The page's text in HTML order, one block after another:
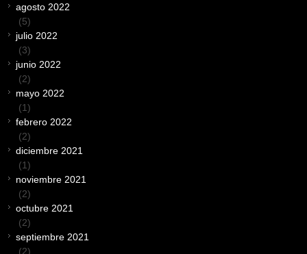
agosto 2022
(5)
julio 2022
(3)
junio 2022
(2)
mayo 2022
(1)
febrero 2022
(2)
diciembre 2021
(1)
noviembre 2021
(2)
octubre 2021
(2)
septiembre 2021
(2)